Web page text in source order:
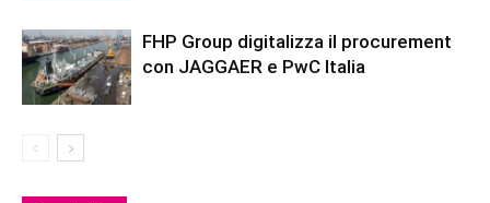
FHP Group digitalizza il procurement
con JAGGAER e PwC Italia